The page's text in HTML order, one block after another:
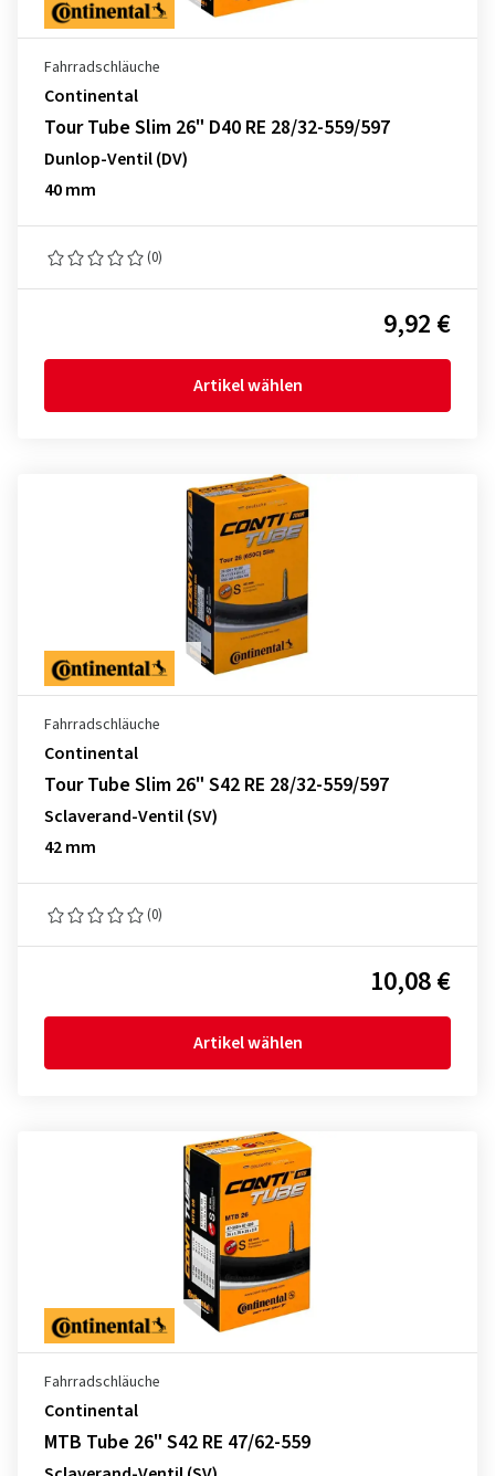
Fahrradschläuche
Continental
Tour Tube Slim 26" D40 RE 28/32-559/597
Dunlop-Ventil (DV)
40 mm
(0)
9,92 €
Artikel wählen
Fahrradschläuche
Continental
Tour Tube Slim 26" S42 RE 28/32-559/597
Sclaverand-Ventil (SV)
42 mm
(0)
10,08 €
Artikel wählen
Fahrradschläuche
Continental
MTB Tube 26" S42 RE 47/62-559